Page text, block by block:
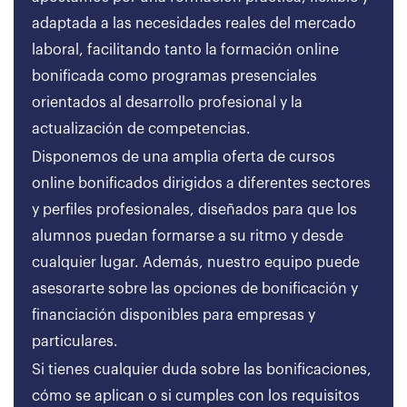
adaptada a las necesidades reales del mercado
laboral, facilitando tanto la formación online
bonificada como programas presenciales
orientados al desarrollo profesional y la
actualización de competencias.
Disponemos de una amplia oferta de cursos
online bonificados dirigidos a diferentes sectores
y perfiles profesionales, diseñados para que los
alumnos puedan formarse a su ritmo y desde
cualquier lugar. Además, nuestro equipo puede
asesorarte sobre las opciones de bonificación y
financiación disponibles para empresas y
particulares.
Si tienes cualquier duda sobre las bonificaciones,
cómo se aplican o si cumples con los requisitos